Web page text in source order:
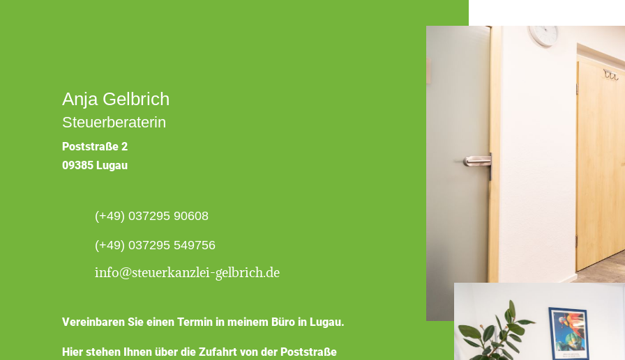
Anja Gelbrich
Steuerberaterin
Poststraße 2
09385 Lugau
(+49) 037295 90608
(+49) 037295 549756
info@steuerkanzlei-gelbrich.de
Vereinbaren Sie einen Termin in meinem Büro in Lugau.
Hier stehen Ihnen über die Zufahrt von der Poststraße